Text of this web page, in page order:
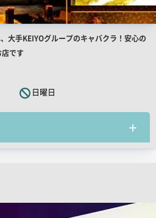
手KEIYOグループのキャバクラ！安心の
です
日曜日